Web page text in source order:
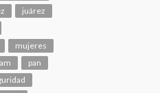
juárez
mujeres
pan